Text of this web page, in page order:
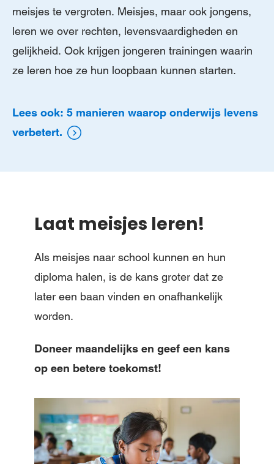
meisjes te vergroten. Meisjes, maar ook jongens,
leren we over rechten, levensvaardigheden en
gelijkheid. Ook krijgen jongeren trainingen waarin
ze leren hoe ze hun loopbaan kunnen starten.
Lees ook: 5 manieren waarop onderwijs levens
verbetert.
Laat meisjes leren!
Als meisjes naar school kunnen en hun
diploma halen, is de kans groter dat ze
later een baan vinden en onafhankelijk
worden.
Doneer maandelijks en geef een kans
op een betere toekomst!